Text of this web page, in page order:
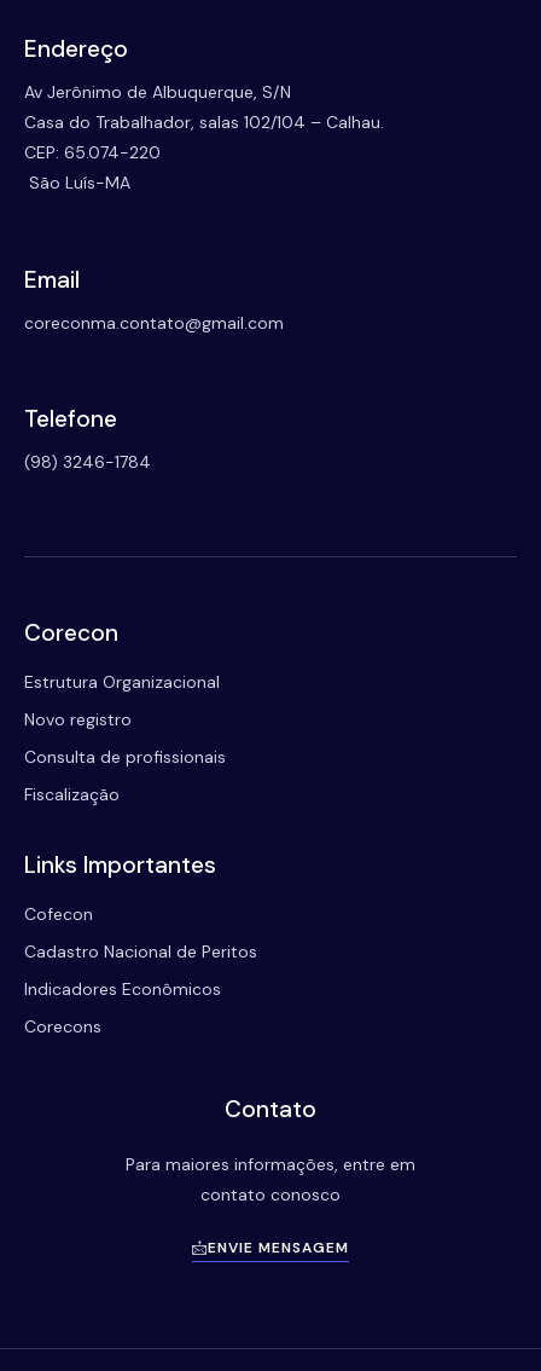
Endereço
Av Jerônimo de Albuquerque, S/N
Casa do Trabalhador, salas 102/104 – Calhau.
CEP: 65.074-220
São Luís-MA
Email
coreconma.contato@gmail.com
Telefone
(98) 3246-1784
Corecon
Estrutura Organizacional
Novo registro
Consulta de profissionais
Fiscalização
Links Importantes
Cofecon
Cadastro Nacional de Peritos
Indicadores Econômicos
Corecons
Contato
Para maiores informações, entre em
contato conosco
ENVIE MENSAGEM